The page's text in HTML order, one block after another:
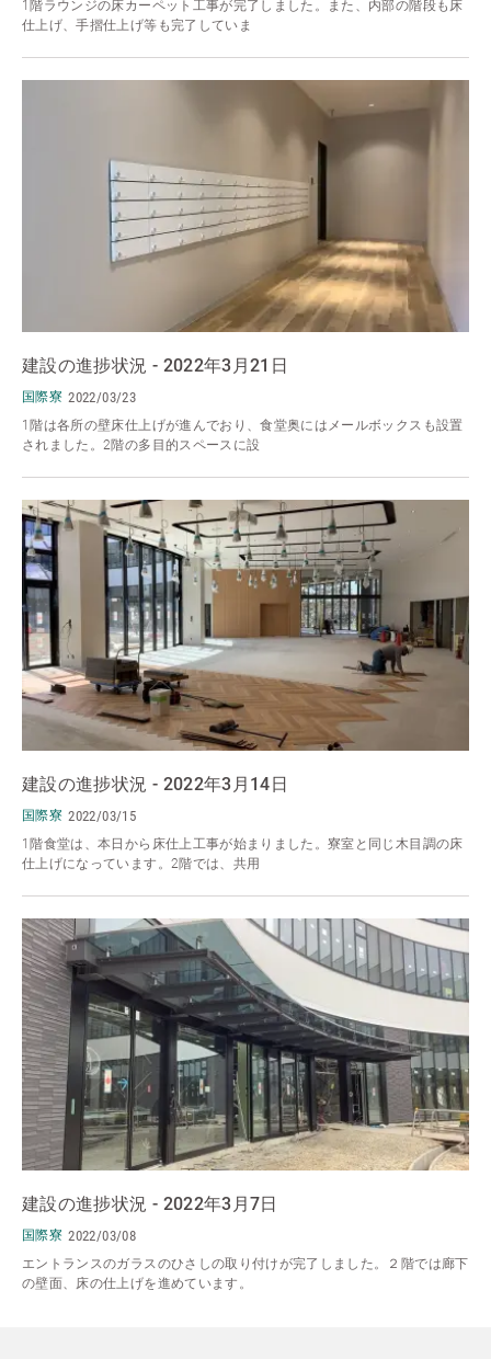
1階ラウンジの床カーペット工事が完了しました。また、内部の階段も床
仕上げ、手摺仕上げ等も完了していま
建設の進捗状況 - 2022年3月21日
国際寮 2022/03/23
1階は各所の壁床仕上げが進んでおり、食堂奥にはメールボックスも設置
されました。2階の多目的スペースに設
建設の進捗状況 - 2022年3月14日
国際寮 2022/03/15
1階食堂は、本日から床仕上工事が始まりました。寮室と同じ木目調の床
仕上げになっています。2階では、共用
建設の進捗状況 - 2022年3月7日
国際寮 2022/03/08
エントランスのガラスのひさしの取り付けが完了しました。２階では廊下
の壁面、床の仕上げを進めています。